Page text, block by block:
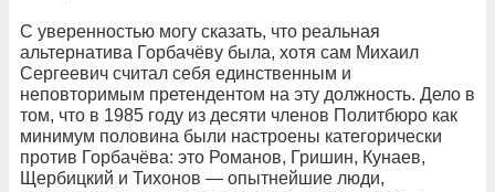
С уверенностью могу сказать, что реальная
альтернатива Горбачёву была, хотя сам Михаил
Сергеевич считал себя единственным и
неповторимым претендентом на эту должность. Дело в
том, что в 1985 году из десяти членов Политбюро как
минимум половина были настроены категорически
против Горбачёва: это Романов, Гришин, Кунаев,
Щербицкий и Тихонов — опытнейшие люди,